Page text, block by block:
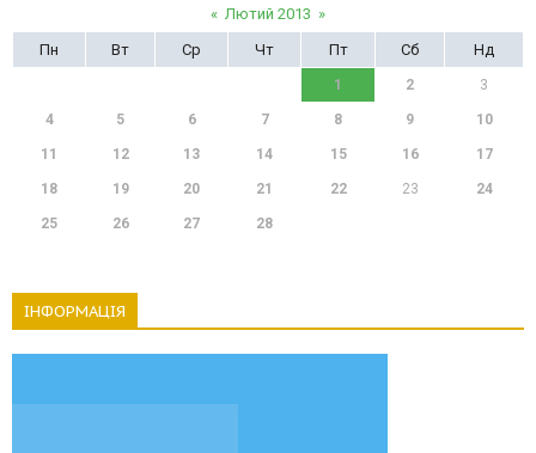
« Лютий 2013 »
Пн
Вт Ср Чт Пт Сб Нд
1 2 3
4 5 6 7 8 9 10
11 12 13 14 15 16 17
18 19 20 21 22 23 24
25 26 27 28
ІНФОРМАЦІЯ